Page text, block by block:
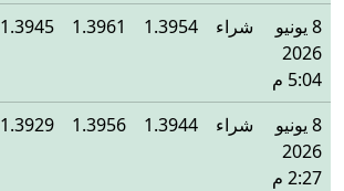
8 يونيو
2026
5:04 م
شراء 1.3954
1.3961
1.3945
8 يونيو
2026
2:27 م
شراء 1.3944
1.3956
1.3929